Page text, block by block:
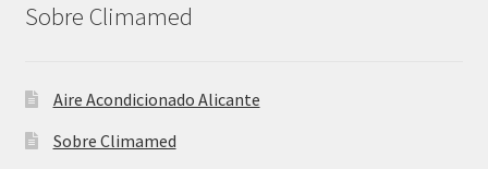
Sobre Climamed
Aire Acondicionado Alicante
Sobre Climamed